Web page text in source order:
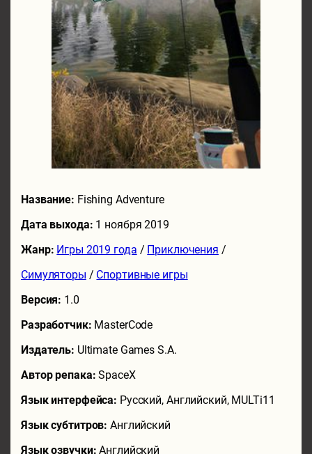
Название: Fishing Adventure
Дата выхода: 1 ноября 2019
Жанр: Игры 2019 года / Приключения /
Симуляторы / Спортивные игры
Версия: 1.0
Разработчик: MasterCode
Издатель: Ultimate Games S.A.
Автор репака:SpaceX
Язык интерфейса: Русский, Английский, MULTi11
Язык субтитров:Английский
Язык озвучки:Английский